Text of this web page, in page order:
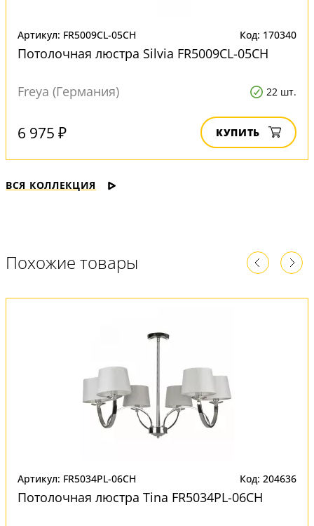
Артикул: FR5009CL-05CH Код: 170340
Потолочная люстра Silvia FR5009CL-05CH
Freya (Германия) 22 шт.
6 975 ₽ КУПИТЬ
ВСЯ КОЛЛЕКЦИЯ
Похожие товары
Артикул: FR5034PL-06CH Код: 204636
Потолочная люстра Tina FR5034PL-06CH